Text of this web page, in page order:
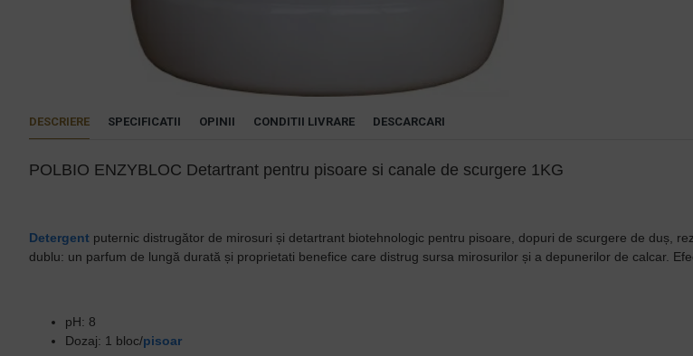
DESCRIERE SPECIFICATII OPINII CONDITII LIVRARE DESCARCARI
POLBIO ENZYBLOC Detartrant pentru pisoare si canale de scurgere 1KG
Detergent puternic distrugător de mirosuri și detartrant biotehnologic pentru pisoare, dopuri de scurgere de duș,
dublu: un parfum de lungă durată și proprietati benefice care distrug sursa mirosurilor și a depunerilor de calcar.
pH: 8
Dozaj: 1 bloc/pisoar